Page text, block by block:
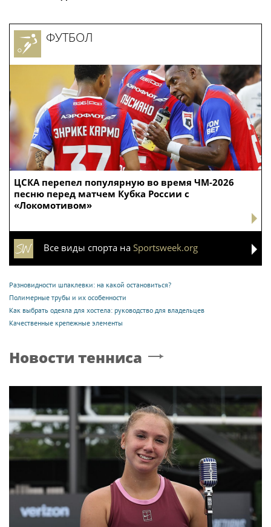
ЦСКА перепел популярную во время ЧМ-2026
песню перед матчем Кубка России с
«Локомотивом»
ФУТБОЛ
Все виды спорта на Sportsweek.org
Разновидности шпаклевки: на какой остановиться?
Полимерные трубы и их особенности
Как выбрать одеяла для хостела: руководство для владельцев
Качественные крепежные элементы
Новости тенниса